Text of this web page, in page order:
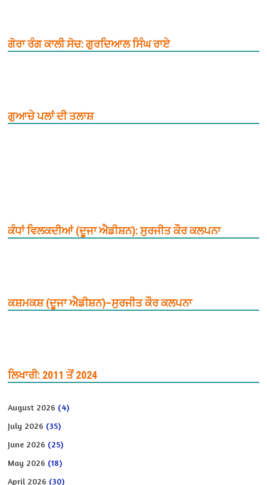
ਗੋਰਾ ਰੰਗ ਕਾਲੀ ਸੋਚ: ਗੁਰਦਿਆਲ ਸਿੰਘ ਰਾਏ
ਗੁਆਚੇ ਪਲਾਂ ਦੀ ਤਲਾਸ਼
ਕੰਧਾਂ ਵਿਲਕਦੀਆਂ (ਦੂਜਾ ਐਡੀਸ਼ਨ): ਸੁਰਜੀਤ ਕੌਰ ਕਲਪਨਾ
ਕਸ਼ਮਕਸ਼ (ਦੂਜਾ ਐਡੀਸ਼ਨ)–ਸੁਰਜੀਤ ਕੌਰ ਕਲਪਨਾ
ਲਿਖਾਰੀ: 2011 ਤੋਂ 2024
August 2026 (4)
July 2026 (35)
June 2026 (25)
May 2026 (18)
April 2026 (30)